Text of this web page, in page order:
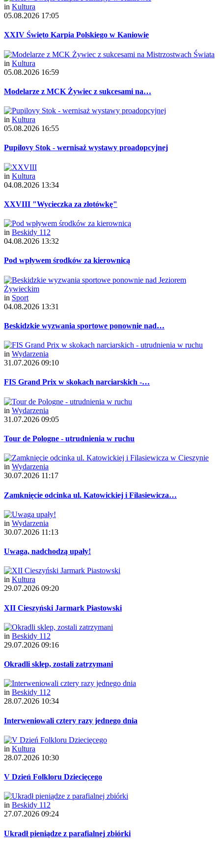
in Kultura
05.08.2026 17:05
XXIV Święto Karpia Polskiego w Kaniowie
in Kultura
05.08.2026 16:59
Modelarze z MCK Żywiec z sukcesami na…
in Kultura
05.08.2026 16:55
Pupilovy Stok - wernisaż wystawy proadopcyjnej
in Kultura
04.08.2026 13:34
XXVIII "Wycieczka za złotówkę"
in Beskidy 112
04.08.2026 13:32
Pod wpływem środków za kierownicą
in Sport
04.08.2026 13:31
Beskidzkie wyzwania sportowe ponownie nad…
in Wydarzenia
31.07.2026 09:10
FIS Grand Prix w skokach narciarskich -…
in Wydarzenia
31.07.2026 09:05
Tour de Pologne - utrudnienia w ruchu
in Wydarzenia
30.07.2026 11:17
Zamknięcie odcinka ul. Katowickiej i Filasiewicza…
in Wydarzenia
30.07.2026 11:13
Uwaga, nadchodzą upały!
in Kultura
29.07.2026 09:20
XII Cieszyński Jarmark Piastowski
in Beskidy 112
29.07.2026 09:16
Okradli sklep, zostali zatrzymani
in Beskidy 112
28.07.2026 10:34
Interweniowali cztery razy jednego dnia
in Kultura
28.07.2026 10:30
V Dzień Folkloru Dziecięcego
in Beskidy 112
27.07.2026 09:24
Ukradł pieniądze z parafialnej zbiórki